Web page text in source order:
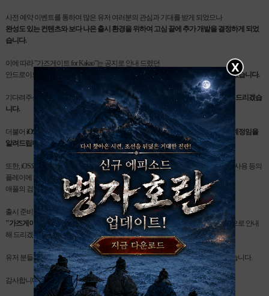
사전 예약 이벤트를 통하여 많은 유저 여러분의 관심과 기대를 받게 되었으나
완성도 있는 컨텐츠와 보다 나은 출시 환경을 위하여 고심 끝에 추가 개발을 결정하게 되었
습니다.
이에 따라 "가즈게이트 for Kakao”는 공지로 안내 드렸던
안드로이드 출시 예정일인 2015년 01월 20일에서
지연된 일정으로 서비스하게 되었습니다.
기다려주신 유저 분들에게 죄송스럽게 생각하며
일정이 확정되는 대로 다시 공지 드리겠습
니다.
더불어 iOS버전은 현재와 같이 컨텐츠가 개선되는 대로 지속적인 업데이트를 할 예정임을
알려드립니다.
또한, iOS와 안드로이드 버전을 하나의 서버로 운영하여 우려하시는 친구 추가 및 사용 등의
플레이에 이상이 없도록 구현하고 있으나
애플의 검수 정책 특성상 2주 가량의 버전 차이는 발생할 것으로 판단됩니다.
출시 준비 상황 및 추가 컨텐츠, 개선되는 사항에 대해서 "헝그리앱"또는
"가즈게이트 for Kakao" 공식카페
https://cafe.naver.com/godgatecafe )를 통하여지속적으로 안내
해 드리겠습니다.
유저 분들께 더욱 좋은 모습으로 선보일 수 있도록 최선을 다할 것을 약속 드리겠습니다.
감사합니다.
X